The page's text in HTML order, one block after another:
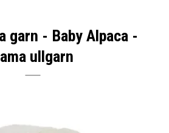
garn - Baby Alpaca -
ullgarn